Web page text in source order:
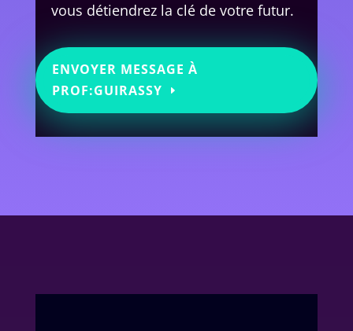
vous détiendrez la clé de votre futur.
ENVOYER MESSAGE À
PROF:GUIRASSY